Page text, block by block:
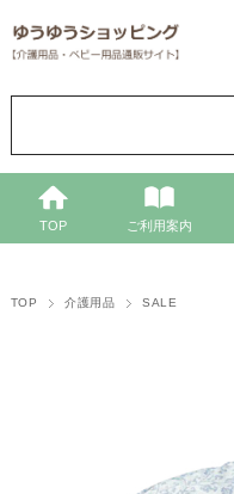
TOP ご利用案内
TOP 介護用品 SALE